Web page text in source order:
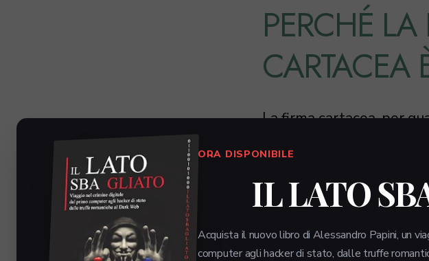
ORA DISPONIBILE
IL LATO
Acquista il nuovo libro di Alessandro Papini, un
computer agli hacker di stato, dalle truffe
PERCHÉ
CARTACEA
La firma cartacea, per
notevoli rischi. Le
sofisticate, rendendo
frodi. Inoltre, la verifica
richiede spesso tempo